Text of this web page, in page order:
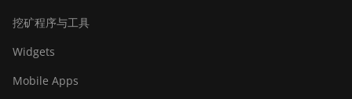
挖矿程序与工具
Widgets
Mobile Apps